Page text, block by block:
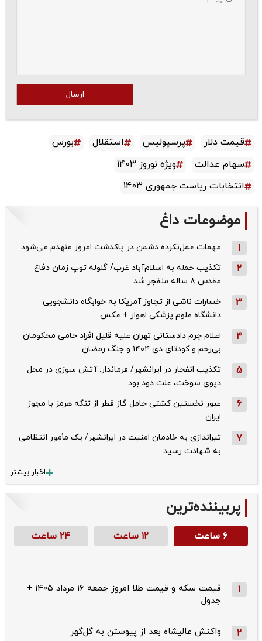
ارسال
قیمت دلار پرسپولیس استقلال
بورس
سهام عدالت
ویژه نوروز 1403
انتخابات ریاست جمهوری 1403
موضوعات داغ
1 مهمات عمل‌نکرده دشمن در پاکدشت امروز منهدم می‌شود
2
تکذیب حمله به اسلام‌آباد غرب/ گلوله توپ زمان دفاع
مقدس ۸ ساله منفجر شد
3
خسارات ناشی از تجاوز آمریکا به خوابگاه دانشجویی
دانشگاه علوم پزشکی اهواز + عکس
4
اعلام جرم دادستانی تهران علیه قلیل افراد حامی محکومان
بی‌رحم و کودتای دی‌ ۱۴۰۴ و جنگ رمضان
5
تکذیب ‌انفجار در ایرانشهر/ فرماندار: آتش سوزی در محل
دپوی سوخت، علت دود بود
6
عبور نخستین کشتی حامل گاز قطر از تنگه هرمز با مجوز
ایران
7
تیراندازی به خادمان امنیت در ایرانشهر/ یک مأمور انتظامی
به شهادت رسید
اخبار بیشتر
پربیننده‌ترین
۶ ساعت ۱۲ ساعت ۲۴ ساعت
1
قیمت سکه و قیمت طلا امروز جمعه ۱۶ مرداد ۱۴۰۵ +
جدول
2 واکنش عالیشاه بعد از پیوستن به گل‌گهر